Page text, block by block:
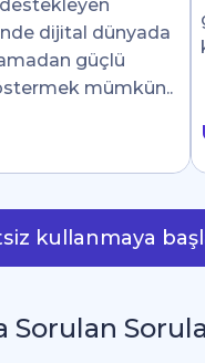
dijital dünyada
güçlü
mümkün..
kullanmaya
Sorulan